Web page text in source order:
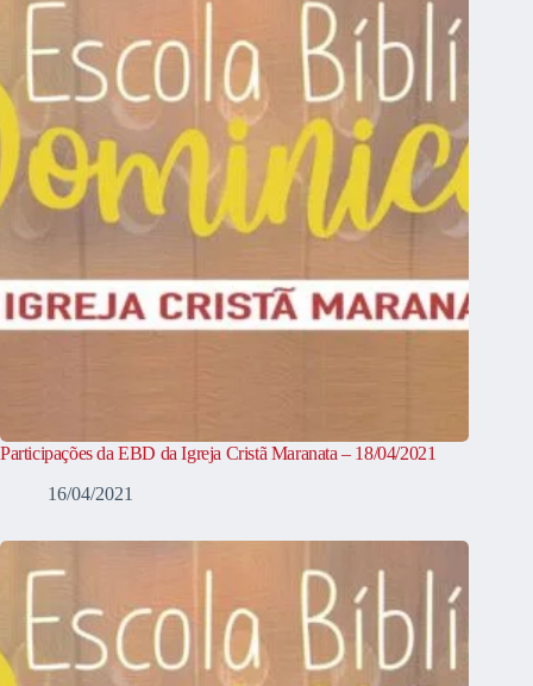
Participações da EBD da Igreja Cristã Maranata – 18/04/2021
16/04/2021